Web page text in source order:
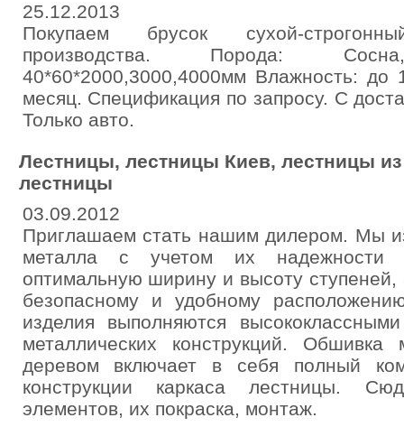
25.12.2013
Покупаем брусок сухой-
производства. Порода:
40*60*2000,3000,4000мм Влажность:
месяц. Спецификация по запросу. С
Только авто.
Лестницы, лестницы Киев, лестницы
лестницы
03.09.2012
Приглашаем стать нашим дилером. Мы
металла с учетом их надежности
оптимальную ширину и высоту
безопасному и удобному
изделия выполняются
металлических конструкций. Обшивка
деревом включает в себя полный
конструкции каркаса лестницы.
элементов, их покраска, монтаж.